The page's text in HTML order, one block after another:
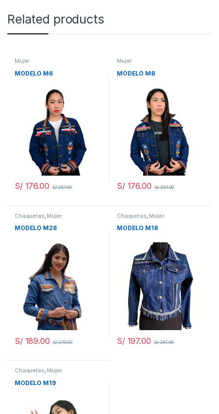
Related products
Mujer
MODELO M6
S/176.00 S/251.00
Mujer
MODELO M8
S/176.00 S/251.00
Chaquetas Mujer
MODELO M28
S/189.00 S/270.00
Chaquetas Mujer
MODELO M18
S/197.00 S/281.00
Chaquetas, Mujer
MODELO M19